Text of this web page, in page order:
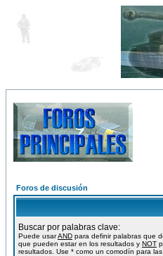
Foros de discusión
Buscar por palabras clave:
Puede usarAND para definir palabras que
que pueden estar en los resultados y NOT
resultados. Use * como un comodín para